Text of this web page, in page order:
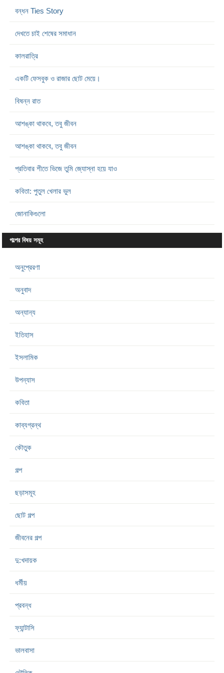
বন্ধন Ties Story
দেখতে চাই শেষের সমাধান
কালরাত্রি
একটি ফেসবুক ও রাজার ছোট মেয়ে।
বিষন্ন রাত
আশঙ্কা থাকবে, তবু জীবন
আশঙ্কা থাকবে, তবু জীবন
প্রতিবার শীতে ভিজে তুমি জ্যোস্না হয়ে যাও
কবিতা: পুতুল খেলার ভুল
জোনাকিগুলো
গল্পের বিষয় সমূহ
অনুপ্রেরণা
অনুবাদ
অন্যান্য
ইতিহাস
ইসলামিক
উপন্যাস
কবিতা
কাব্যগ্রন্থ
কৌতুক
গল্প
ছড়াসমূহ
ছোট গল্প
জীবনের গল্প
দু:খদায়ক
ধর্মীয়
প্রবন্ধ
ফ্যান্টাসি
ভালবাসা